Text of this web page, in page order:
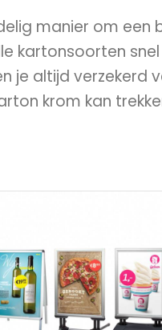
manier om
kartonsoorten
je altijd
krom kan